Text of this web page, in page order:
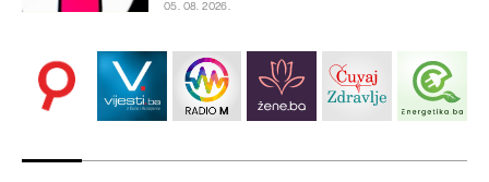
05. 08. 2026.